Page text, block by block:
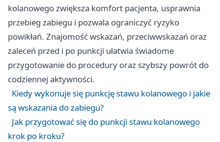
kolanowego zwiększa komfort pacjenta, usprawnia
przebieg zabiegu i pozwala ograniczyć ryzyko
powikłań. Znajomość wskazań, przeciwwskazań oraz
zaleceń przed i po punkcji ułatwia świadome
przygotowanie do procedury oraz szybszy powrót do
codziennej aktywności.
Kiedy wykonuje się punkcję stawu kolanowego i jakie
są wskazania do zabiegu?
Jak przygotować się do punkcji stawu kolanowego
krok po kroku?